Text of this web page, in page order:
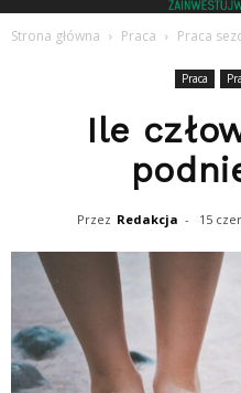
Strona główna Praca Praca
Praca
Ile
Przez Redakcja - 15